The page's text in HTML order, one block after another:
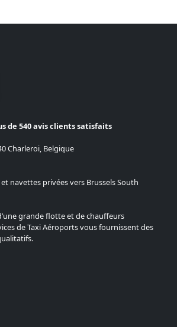
de 540 avis clients satisfaits
Charleroi, Belgique
navettes privées vers Brussels South
grande flotte et de chauffeurs
de Taxi Aéroports vous fournissent des